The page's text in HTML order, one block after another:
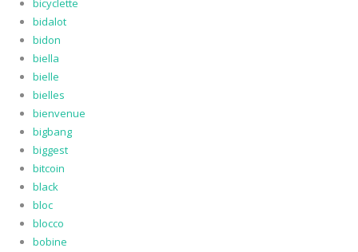
bicyclette
bidalot
bidon
biella
bielle
bielles
bienvenue
bigbang
biggest
bitcoin
black
bloc
blocco
bobine